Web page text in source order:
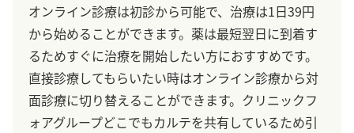
オンライン診療は初診から可能で、治療は1日39円
から始めることができます。薬は最短翌日に到着す
るためすぐに治療を開始したい方におすすめです。
直接診療してもらいたい時はオンライン診療から対
面診療に切り替えることができます。クリニックフ
ォアグループどこでもカルテを共有しているため引